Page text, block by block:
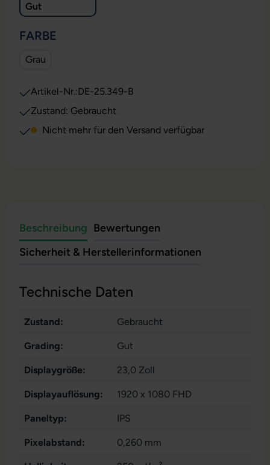
Gut
FARBE
Grau
Artikel-Nr.:DE-25.349-B
Zustand: Gebraucht
Nicht mehr für den Versand verfügbar
Beschreibung Bewertungen
Sicherheit & Herstellerinformationen
Technische Daten
Zustand: Gebraucht
Grading: Gut
Displaygröße: 23,0 Zoll
Displayauflösung: 1920 x 1080 FHD
Paneltyp: IPS
Pixelabstand: 0,260 mm